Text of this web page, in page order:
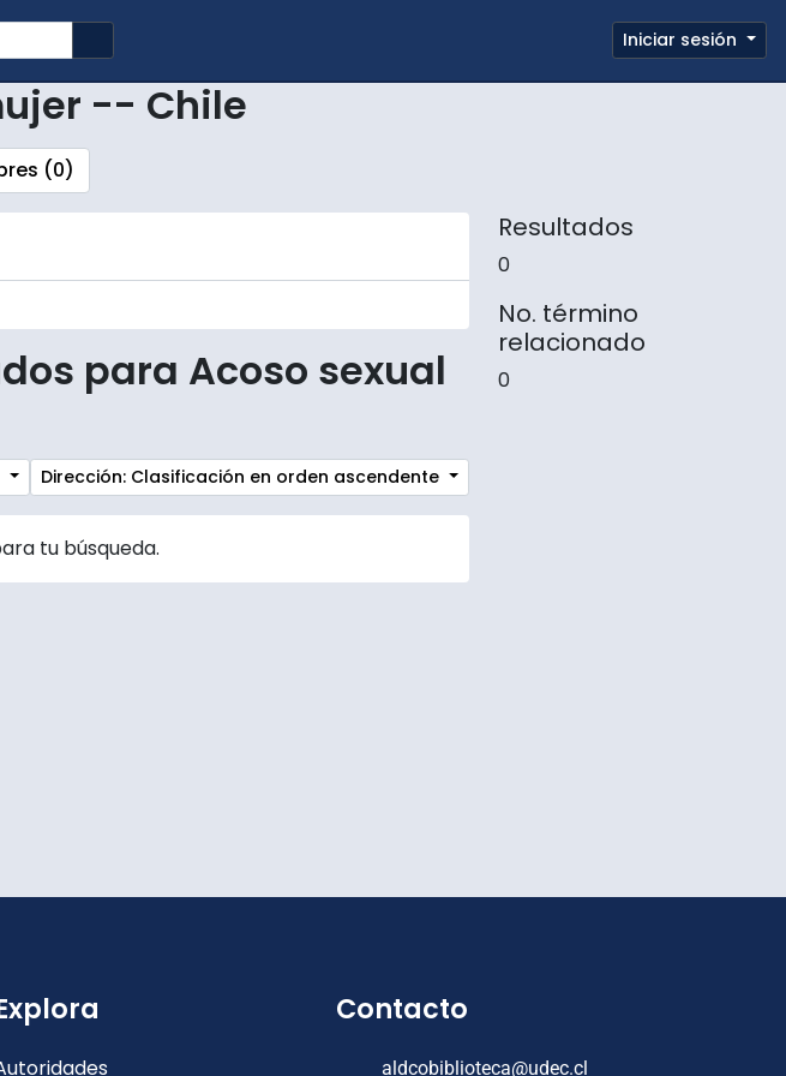
Portapapeles
Enlaces rápidos
Iniciar sesión
-- Chile
(0)
para Acoso sexual
Dirección: Clasificación en orden ascendente
tu búsqueda.
Resultados
0
No. término
relacionado
0
Contacto
aldcobiblioteca@udec.cl